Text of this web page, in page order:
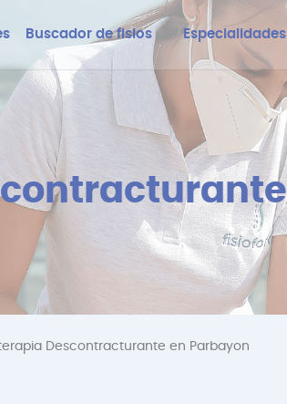
Buscador de fisios Especialidades
Descontracturante en Parbayon